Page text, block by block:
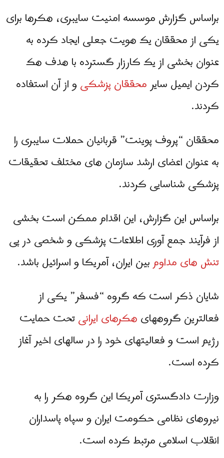
براساس گزارش موسسه امنیت سایبری، هکرها برای
یکی از محققان یک هویت جعلی ایجاد کرده به
عنوان بخشی از یک کارزار گسترده با هدف هک
کردن ایمیل سایرمحققان پزشکیو از آن استفاده
کردند.
محققان “پروف پوینت” قربانیان حملات سایبری را
به عنوان اعضای ارشد سازمان های مختلف تحقیقات
پزشکی شناسایی کردند.
براساس اين گزارش، این اقدام ممکن است بخشی
از فرآیند جمع آوری اطلاعات پزشکی و شخصی در پی
تنش های مداومبین ایران، آمریکا و اسرائیل باشد.
شایان ذکر است که گروه “فسفر” یکی از
فعالترین گروههایهکرهای ایرانیتحت حمایت
رژیم است و فعالیتهای خود را در سالهای اخیر آغاز
کرده است.
وزارت دادگستری آمریكا این گروه هكر را به
نیروهای نظامی حکومت ایران و سپاه پاسداران
انقلاب اسلامی مرتبط كرده است.